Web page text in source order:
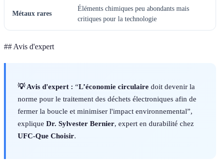
Métaux rares
Éléments chimiques peu abondants mais
critiques pour la technologie
## Avis d'expert
💡 Avis d'expert : “L’économie circulaire doit devenir la
norme pour le traitement des déchets électroniques afin de
fermer la boucle et minimiser l'impact environnemental”,
explique Dr. Sylvester Bernier, expert en durabilité chez
UFC-Que Choisir.